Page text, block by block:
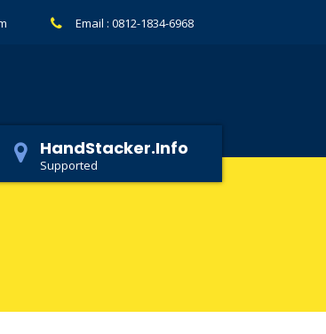
Email : 0812-1834-6968
HandStacker.Info
Supported